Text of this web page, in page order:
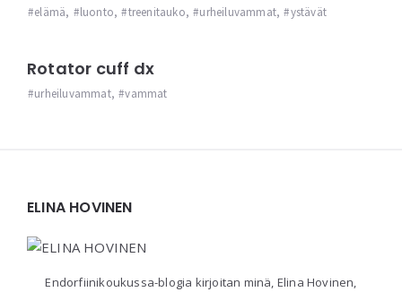
elämä, luonto, treenitauko, urheiluvammat, ystävät
Rotator cuff dx
urheiluvammat, vammat
Widgets
ELINA HOVINEN
Endorfiinikoukussa-blogia kirjoitan minä, Elina Hovinen,